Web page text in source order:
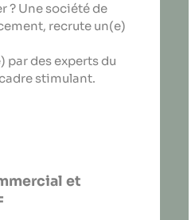
? Une société de
recrute un(e)
par des experts du
stimulant.
et